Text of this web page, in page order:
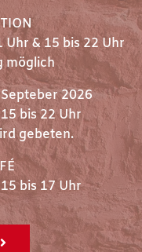
& 15 bis 22 Uhr
möglich
Septeber 2026
bis 22 Uhr
gebeten.
bis 17 Uhr